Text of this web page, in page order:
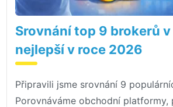
Srovnání top 9 brokerů v
nejlepší v roce 2026
Připravili jsme srovnání 9
Porovnáváme obchodní platformy,